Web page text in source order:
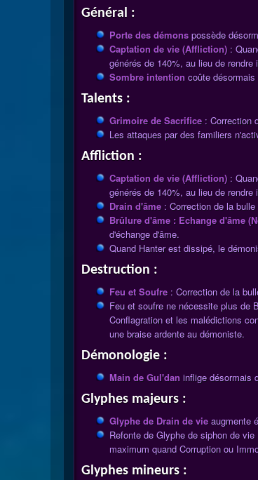
Général :
Porte des démons possède
Captation de vie (Affliction) :
générés de 140%, au lieu de
Sombre intention coûte
Talents :
Grimoire de Sacrifice: Correction
Les attaques par des familiers
Affliction :
Captation de vie (Affliction) :
générés de 140%, au lieu de
Drain d'âme: Correction de la bulle
Brûlure d'âme : Echange d'âme
d'échange d'âme.
Quand Hanter est dissipé, le
Destruction :
Feu et Soufre: Correction de la
Feu et soufre ne nécessite plus de
Conflagration et les malédictions
une braise ardente au démoniste.
Démonologie :
Main de Gul'dan inflige désormais
Glyphes majeurs :
Glyphe de Drain de vieaugmente
Refonte de Glyphe de siphon de
maximum quand Corruption ou
Glyphes mineurs :